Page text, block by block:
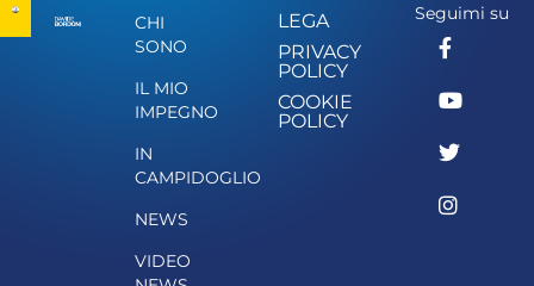
CHI
SONO
IL MIO
IMPEGNO
IN
CAMPIDOGLIO
NEWS
VIDEO
LEGA
PRIVACY
POLICY
COOKIE
POLICY
Seguimi su